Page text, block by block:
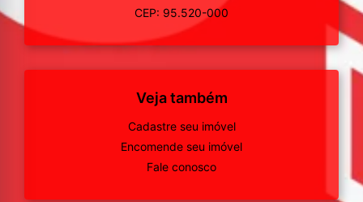
CEP: 95.520-000
Veja também
Cadastre seu imóvel
Encomende seu imóvel
Fale conosco